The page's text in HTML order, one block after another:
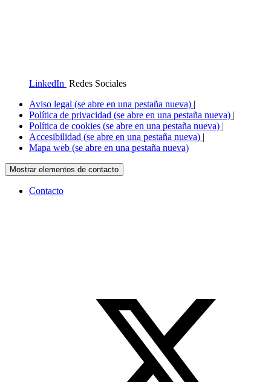
LinkedIn Redes Sociales
Aviso legal (se abre en una pestaña nueva) |
Política de privacidad (se abre en una pestaña nueva) |
Política de cookies (se abre en una pestaña nueva) |
Accesibilidad (se abre en una pestaña nueva) |
Mapa web (se abre en una pestaña nueva)
Mostrar elementos de contacto
Contacto